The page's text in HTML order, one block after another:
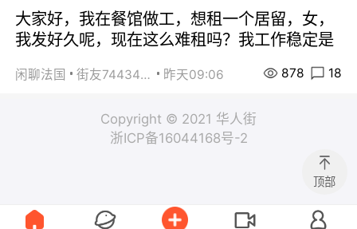
大家好，我在餐馆做工，想租一个居留，女，
我发好久呢，现在这么难租吗？我工作稳定是
闲聊法国 街友74434350 昨天09:06 878 18
Copyright © 2021 华人街
浙ICP备16044168号-2
顶部